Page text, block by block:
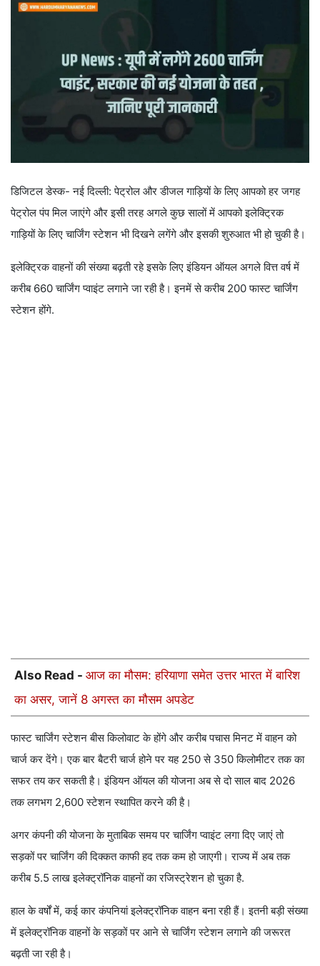
डिजिटल डेस्क- नई दिल्ली: पेट्रोल और डीजल गाड़ियों के लिए आपको हर जगह
पेट्रोल पंप मिल जाएंगे और इसी तरह अगले कुछ सालों में आपको इलेक्ट्रिक
गाड़ियों के लिए चार्जिंग स्टेशन भी दिखने लगेंगे और इसकी शुरुआत भी हो चुकी है।
इलेक्ट्रिक वाहनों की संख्या बढ़ती रहे इसके लिए इंडियन ऑयल अगले वित्त वर्ष में
करीब 660 चार्जिंग प्वाइंट लगाने जा रही है। इनमें से करीब 200 फास्ट चार्जिंग
स्टेशन होंगे.
Also Read - आज का मौसम: हरियाणा समेत उत्तर भारत में बारिश
का असर, जानें 8 अगस्त का मौसम अपडेट
फास्ट चार्जिंग स्टेशन बीस किलोवाट के होंगे और करीब पचास मिनट में वाहन को
चार्ज कर देंगे। एक बार बैटरी चार्ज होने पर यह 250 से 350 किलोमीटर तक का
सफर तय कर सकती है। इंडियन ऑयल की योजना अब से दो साल बाद 2026
तक लगभग 2,600 स्टेशन स्थापित करने की है।
अगर कंपनी की योजना के मुताबिक समय पर चार्जिंग प्वाइंट लगा दिए जाएं तो
सड़कों पर चार्जिंग की दिक्कत काफी हद तक कम हो जाएगी। राज्य में अब तक
करीब 5.5 लाख इलेक्ट्रॉनिक वाहनों का रजिस्ट्रेशन हो चुका है.
हाल के वर्षों में, कई कार कंपनियां इलेक्ट्रॉनिक वाहन बना रही हैं। इतनी बड़ी संख्या
में इलेक्ट्रॉनिक वाहनों के सड़कों पर आने से चार्जिंग स्टेशन लगाने की जरूरत
बढ़ती जा रही है।